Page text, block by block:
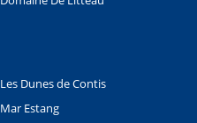
Les Dunes de Contis
Mar Estang